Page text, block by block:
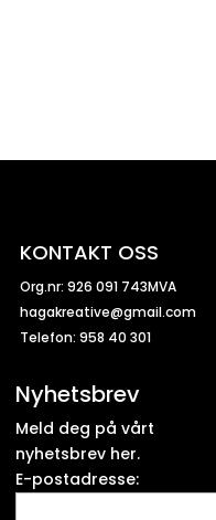
KONTAKT OSS
Org.nr: 926 091 743MVA
hagakreative@gmail.com
Telefon: 958 40 301
Nyhetsbrev
Meld deg på vårt
nyhetsbrev her.
E-postadresse: